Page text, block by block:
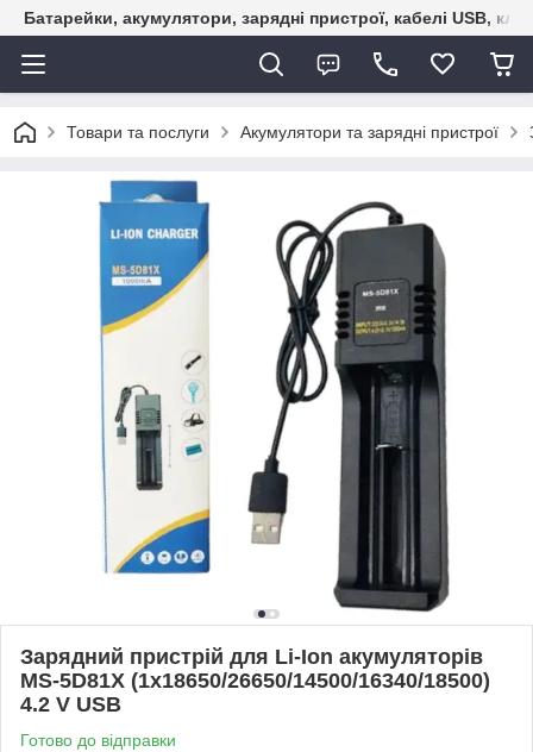
Батарейки, акумулятори, зарядні пристрої, кабелі USB,
Товари та послуги Акумулятори та зарядні пристрої
Зарядний пристрій для Li-Ion акумуляторів
MS-5D81X (1х18650/26650/14500/16340/18500)
4.2 V USB
Готово до відправки